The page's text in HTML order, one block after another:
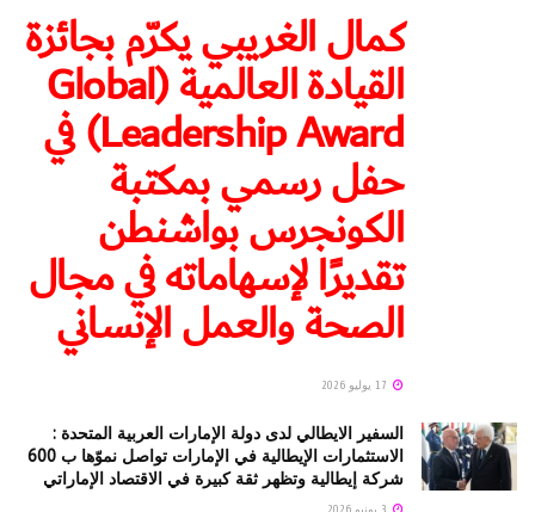
كمال الغريبي يكرّم بجائزة
القيادة العالمية (Global
Leadership Award) في
حفل رسمي بمكتبة
الكونجرس بواشنطن
تقديرًا لإسهاماته في مجال
الصحة والعمل الإنساني
السفير الايطالي لدى دولة الإمارات العربية المتحدة :
الاستثمارات الإيطالية في الإمارات تواصل نموّها ب 600
شركة إيطالية وتظهر ثقة كبيرة في الاقتصاد الإماراتي